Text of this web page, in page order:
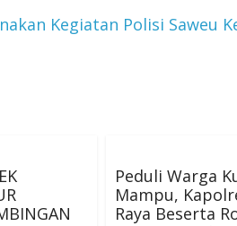
Kegiatan Polisi Saweu
Peduli Warga
Mampu,
Raya Beserta